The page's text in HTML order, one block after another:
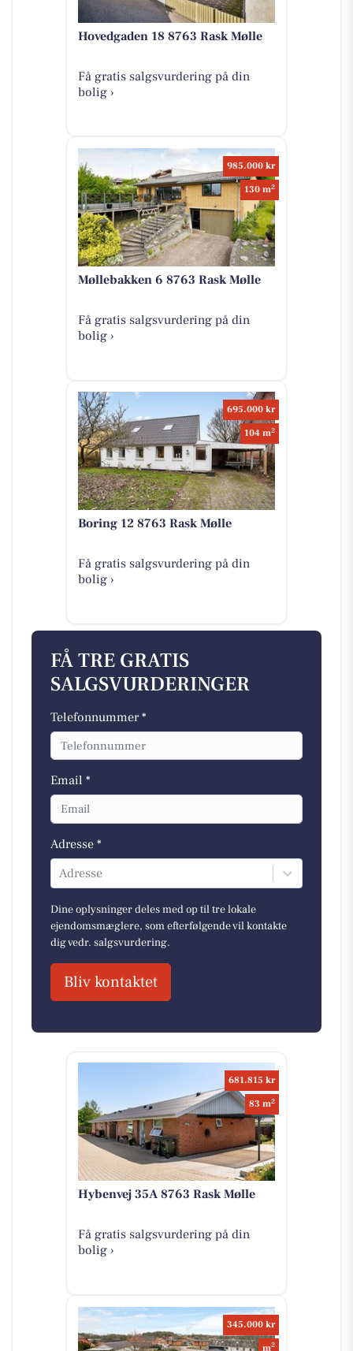
Hovedgaden 18 8763 Rask Mølle
Få gratis salgsvurdering på din
bolig ›
985.000 kr
130 m2
Møllebakken 6 8763 Rask Mølle
Få gratis salgsvurdering på din
bolig ›
695.000 kr
104 m2
Boring 12 8763 Rask Mølle
Få gratis salgsvurdering på din
bolig ›
FÅ TRE GRATIS
SALGSVURDERINGER
Telefonnummer *
Email *
Adresse *
Adresse
Dine oplysninger deles med op til tre lokale
ejendomsmæglere, som efterfølgende vil kontakte
dig vedr. salgsvurdering.
Bliv kontaktet
681.815 kr
83 m2
Hybenvej 35A 8763 Rask Mølle
Få gratis salgsvurdering på din
bolig ›
345.000 kr
m2